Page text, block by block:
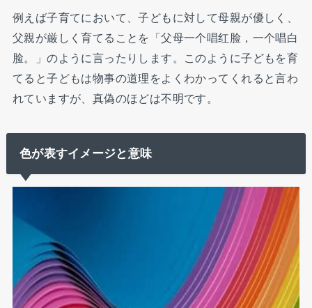
例えば子育てにおいて、子どもに対して母親が優しく、
父親が厳しく育てることを「父母一个唱红脸，一个唱白
脸。」のように言ったりします。このように子どもを育
てると子どもは物事の道理をよくわかってくれると言わ
れていますが、真偽のほどは不明です。
色が表すイメージと意味